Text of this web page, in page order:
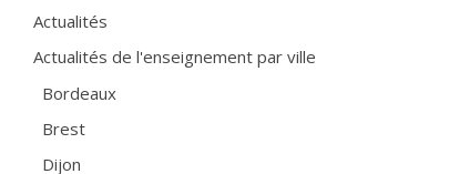
Actualités
Actualités de l'enseignement par ville
Bordeaux
Brest
Dijon